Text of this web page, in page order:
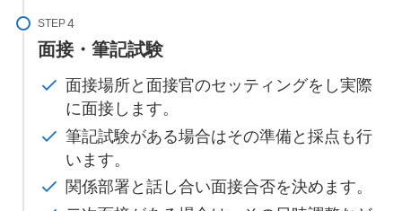
STEP
面接・筆記試験
面接場所と面接官のセッティングをし実際
に面接します。
筆記試験がある場合はその準備と採点も行
います。
関係部署と話し合い面接合否を決めます。